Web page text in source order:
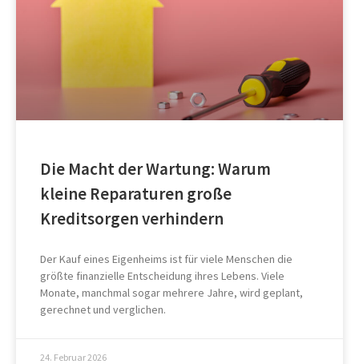
Die Macht der Wartung: Warum
kleine Reparaturen große
Kreditsorgen verhindern
Der Kauf eines Eigenheims ist für viele Menschen die
größte finanzielle Entscheidung ihres Lebens. Viele
Monate, manchmal sogar mehrere Jahre, wird geplant,
gerechnet und verglichen.
24. Februar 2026